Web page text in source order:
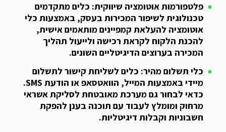
פלטפורמות אוטומציה שיווקית: כלים מתקדמים
טכנולוגית לשיפור המכירות בעסק, באמצעות כלי
אוטומציה להעלאת קמפיינים מותאמים אישית,
להכנת הלקוח לקראת רכישה ולייעול תהליך
המכירה בערוצים הדיגיטליים השונים.
כלי תשלום מהיר: כלים לשליחת קישור לתשלום
מיידי באמצעות המייל, הוואטסאפ או הודעת SMS.
כדאי לבחור גם מערכת מאובטחת לסליקת אשראי
מרחוק ומומלץ לעבוד עם תוכנה בענן להפקת
חשבוניות וקבלות דיגיטליות.